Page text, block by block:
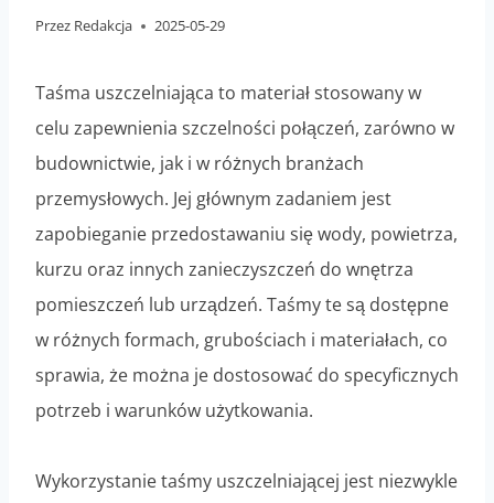
Przez Redakcja 2025-05-29
Taśma uszczelniająca to materiał stosowany w
celu zapewnienia szczelności połączeń, zarówno w
budownictwie, jak i w różnych branżach
przemysłowych. Jej głównym zadaniem jest
zapobieganie przedostawaniu się wody, powietrza,
kurzu oraz innych zanieczyszczeń do wnętrza
pomieszczeń lub urządzeń. Taśmy te są dostępne
w różnych formach, grubościach i materiałach, co
sprawia, że można je dostosować do specyficznych
potrzeb i warunków użytkowania.
Wykorzystanie taśmy uszczelniającej jest niezwykle